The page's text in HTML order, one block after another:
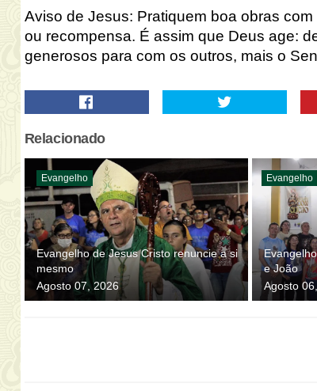
Aviso de Jesus: Pratiquem boa obras com
ou recompensa. É assim que Deus age:
generosos para com os outros, mais o
Relacionado
Evangelho
Evangelho de Jesus Cristo renuncie a si
mesmo
Agosto 07, 2026
Evangelho
e João
Agosto